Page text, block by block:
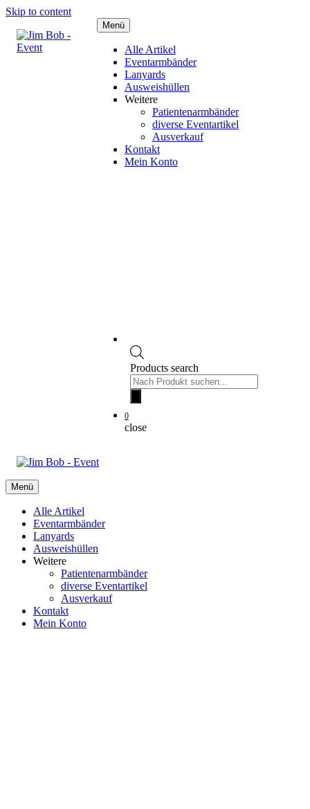
Skip to content
Menü
Alle Artikel
Eventarmbänder
Lanyards
Ausweishüllen
Weitere
Patientenarmbänder
diverse Eventartikel
Ausverkauf
Kontakt
Mein Konto
Products search
0
close
Menü
Alle Artikel
Eventarmbänder
Lanyards
Ausweishüllen
Weitere
Patientenarmbänder
diverse Eventartikel
Ausverkauf
Kontakt
Mein Konto